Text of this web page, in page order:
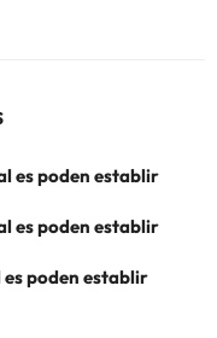
es poden establir
es poden establir
es poden establir